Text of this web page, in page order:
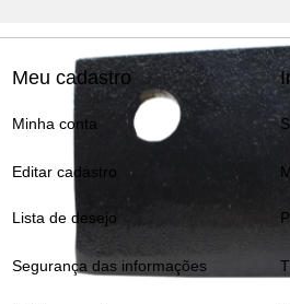
Meu cadastro
Minha conta
Editar cadastro
Lista de desejo
Segurança das informações